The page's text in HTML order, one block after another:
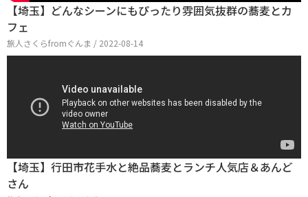
【埼玉】どんなシーンにもぴったり雰囲気抜群の蕎麦とカ
フェ
旅人さくらfromぐんま / 2022-08-14
【埼玉】行田市花手水と絶品蕎麦とランチ人気店＆あんど
さん